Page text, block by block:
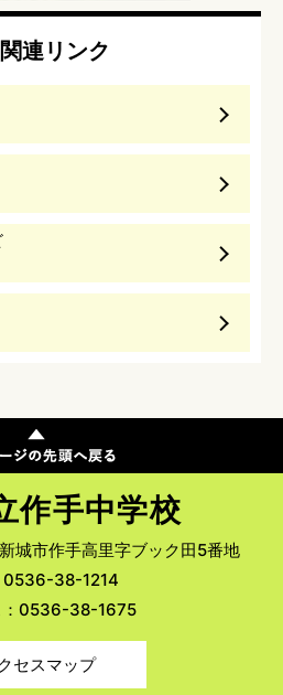
関連リンク
作手中学校
城市作手高里字ブック田5番地
0536-38-1214
：0536-38-1675
セスマップ